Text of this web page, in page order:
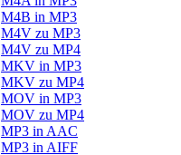
M4B in MP3
M4V zu MP3
M4V zu MP4
MKV in MP3
MKV zu MP4
MOV in MP3
MOV zu MP4
MP3 in AAC
MP3 in AIFF